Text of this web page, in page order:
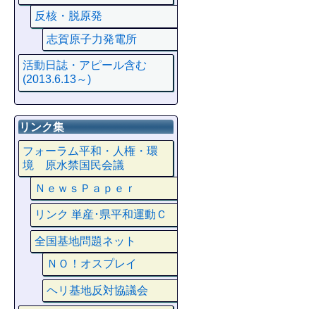
反核・脱原発
志賀原子力発電所
活動日誌・アピール含む
(2013.6.13～)
リンク集
フォーラム平和・人権・環
境 原水禁国民会議
ＮｅｗｓＰａｐｅｒ
リンク 単産･県平和運動Ｃ
全国基地問題ネット
ＮＯ！オスプレイ
ヘリ基地反対協議会